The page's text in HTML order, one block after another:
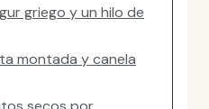
griego y un hilo de
montada y canela